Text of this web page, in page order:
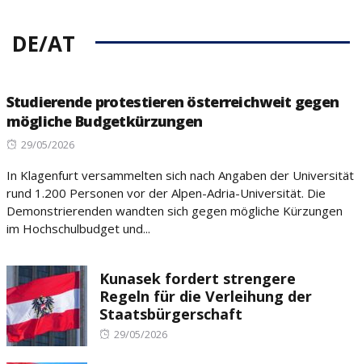
DE/AT
Studierende protestieren österreichweit gegen
mögliche Budgetkürzungen
Posted
29/05/2026
In Klagenfurt versammelten sich nach Angaben der Universität
rund 1.200 Personen vor der Alpen-Adria-Universität. Die
Demonstrierenden wandten sich gegen mögliche Kürzungen
im Hochschulbudget und...
Kunasek fordert strengere
Regeln für die Verleihung der
Staatsbürgerschaft
Posted
29/05/2026